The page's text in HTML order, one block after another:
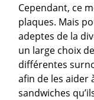
Cependant, ce
plaques. Mais
adeptes de la
un large choix
différentes
afin de les aider
sandwiches